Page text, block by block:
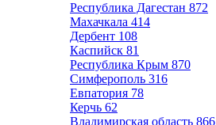
Республика Дагестан 872
Махачкала 414
Дербент 108
Каспийск 81
Республика Крым 870
Симферополь 316
Евпатория 78
Керчь 62
Владимирская область 866